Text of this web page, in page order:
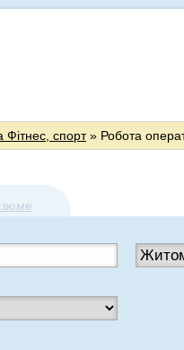
Фітнес, спорт» Робота